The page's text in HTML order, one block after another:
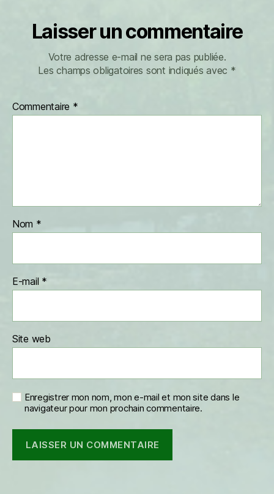
Laisser un commentaire
Votre adresse e-mail ne sera pas publiée.
Les champs obligatoires sont indiqués avec *
Commentaire *
Nom *
E-mail *
Site web
Enregistrer mon nom, mon e-mail et mon site dans le
navigateur pour mon prochain commentaire.